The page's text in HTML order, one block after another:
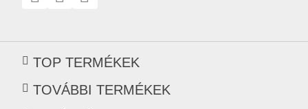
TOP TERMÉKEK
TOVÁBBI TERMÉKEK